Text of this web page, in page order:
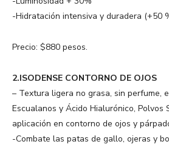
-Hidratación intensiva y duradera (+50
Precio: $880 pesos.
2.ISODENSE CONTORNO DE OJOS
– Textura ligera no grasa, sin perfume,
Escualanos y Ácido Hialurónico, Polvos
aplicación en contorno de ojos y
-Combate las patas de gallo, ojeras y